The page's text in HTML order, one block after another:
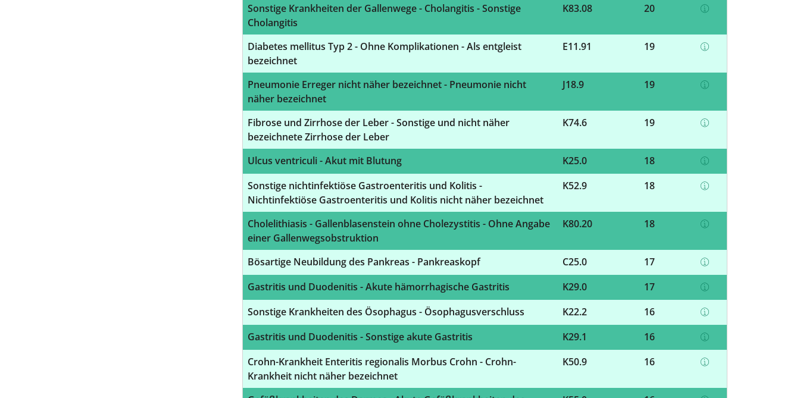
Sonstige Krankheiten der Gallenwege - Cholangitis - Sonstige
Cholangitis
K83.08 20
Diabetes mellitus Typ 2 - Ohne Komplikationen - Als entgleist
bezeichnet
E11.91 19
Pneumonie Erreger nicht näher bezeichnet - Pneumonie nicht
näher bezeichnet
J18.9 19
Fibrose und Zirrhose der Leber - Sonstige und nicht näher
bezeichnete Zirrhose der Leber
K74.6 19
Ulcus ventriculi - Akut mit Blutung K25.0
18
Sonstige nichtinfektiöse Gastroenteritis und Kolitis -
Nichtinfektiöse Gastroenteritis und Kolitis nicht näher bezeichnet
K52.9 18
Cholelithiasis - Gallenblasenstein ohne Cholezystitis - Ohne Angabe
einer Gallenwegsobstruktion
K80.20 18
Bösartige Neubildung des Pankreas - Pankreaskopf C25.0
17
Gastritis und Duodenitis - Akute hämorrhagische Gastritis
K29.0
17
Sonstige Krankheiten des Ösophagus - Ösophagusverschluss
K22.2
16
Gastritis und Duodenitis - Sonstige akute Gastritis
K29.1
16
Crohn-Krankheit Enteritis regionalis Morbus Crohn - Crohn-
Krankheit nicht näher bezeichnet
K50.9 16